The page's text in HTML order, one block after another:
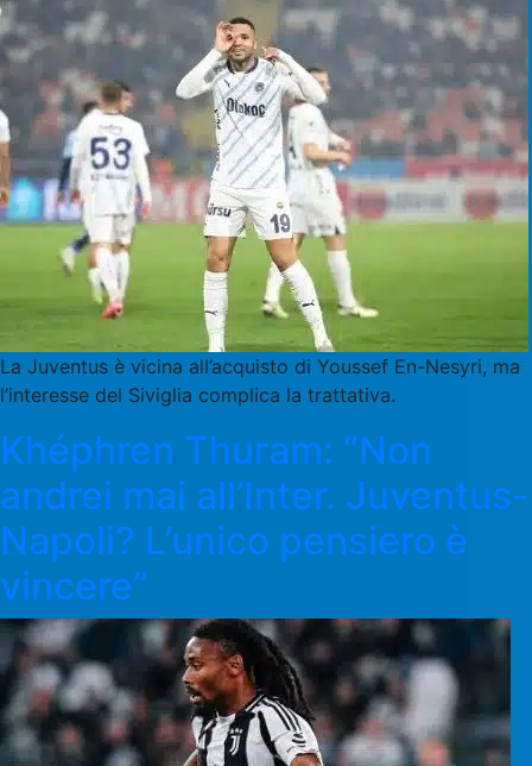
La Juventus è vicina all’acquisto di Youssef En-Nesyri, ma
l’interesse del Siviglia complica la trattativa.
Khéphren Thuram: “Non
andrei mai all’Inter. Juventus-
Napoli? L’unico pensiero è
vincere”